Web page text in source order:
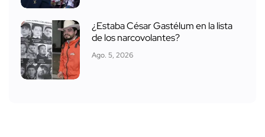
¿Estaba César Gastélum en la lista
de los narcovolantes?
Ago. 5, 2026